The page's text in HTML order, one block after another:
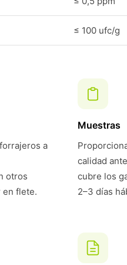
≤ 100 ufc/g
a
otros
en flete.
Muestras
calidad
cubre los
2–3 días